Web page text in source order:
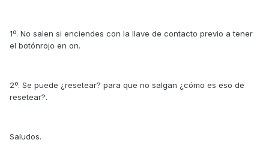
1º. No salen si enciendes con la llave de contacto previo a tener
el botónrojo en on.
2º. Se puede ¿resetear? para que no salgan ¿cómo es eso de
resetear?.
Saludos.